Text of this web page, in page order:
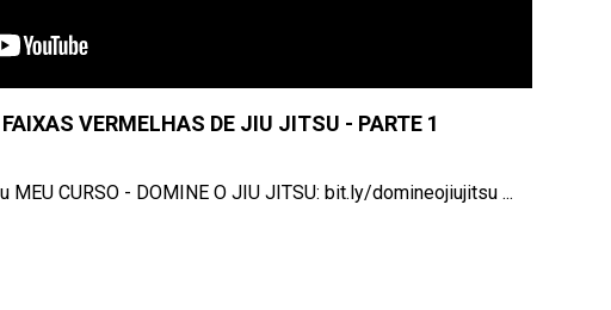
VERMELHAS DE JIU JITSU - PARTE 1
CURSO - DOMINE O JIU JITSU: bit.ly/domineojiujitsu ...